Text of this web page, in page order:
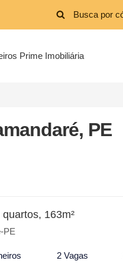
Prime Imobiliária
PE
163m²
PE
2 Vagas